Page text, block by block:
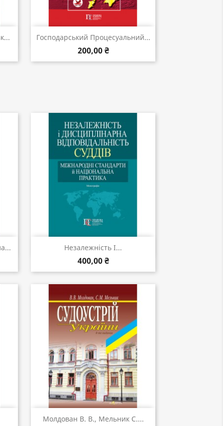
Господарський Процесуальний...
200,00 ₴
Швидкий перегляд
Незалежність І...
400,00 ₴
Швидкий перегляд
Молдован В. В., Мельник С....
Швидкий перегляд